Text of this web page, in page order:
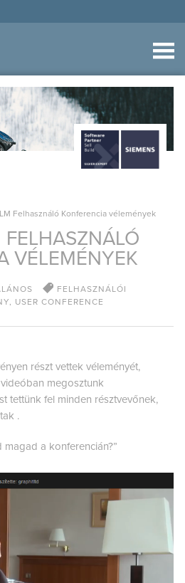
Felhasználó Konferencia vélemények
VÉLEMÉNYEK
FELHASZNÁLÓI
, USER CONFERENCE
részt vettek véleményét,
megosztunk
tettünk fel minden résztvevőnek,
.
magad a konferencián?”